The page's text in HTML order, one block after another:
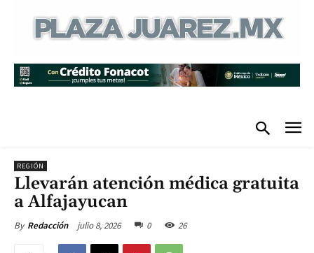
REGIÓN
Llevarán atención médica gratuita
a Alfajayucan
By Redacción julio 8, 2026 0 26